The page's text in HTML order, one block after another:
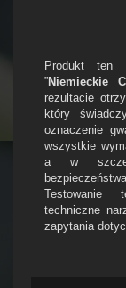
Produkt ten
”Niemieckie
rezultacie
który
oznaczenie
wszystkie
a w
Testowanie
techniczne
zapytania